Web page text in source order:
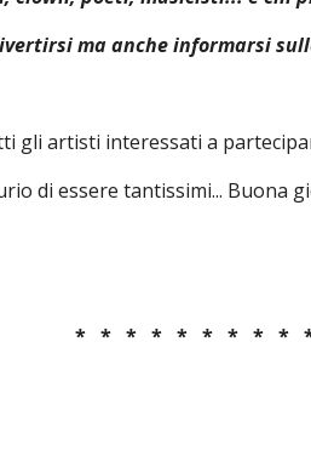
ma anche informarsi
gli artisti interessati a
di essere tantissimi... Buona
*   *   *   *   *   *   *   *   *